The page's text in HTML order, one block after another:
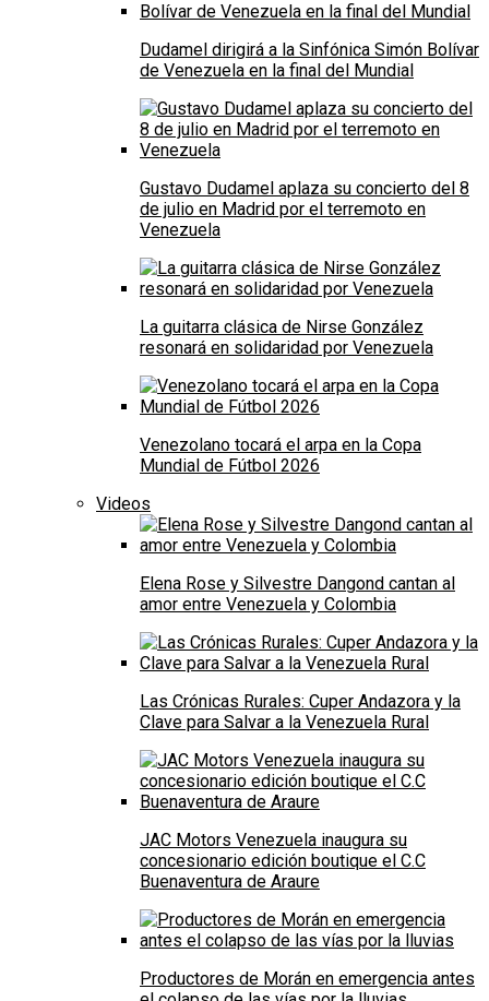
Dudamel dirigirá a la Sinfónica Simón Bolívar
de Venezuela en la final del Mundial
Gustavo Dudamel aplaza su concierto del 8
de julio en Madrid por el terremoto en
Venezuela
La guitarra clásica de Nirse González
resonará en solidaridad por Venezuela
Venezolano tocará el arpa en la Copa
Mundial de Fútbol 2026
Videos
Elena Rose y Silvestre Dangond cantan al
amor entre Venezuela y Colombia
Las Crónicas Rurales: Cuper Andazora y la
Clave para Salvar a la Venezuela Rural
JAC Motors Venezuela inaugura su
concesionario edición boutique el C.C
Buenaventura de Araure
Productores de Morán en emergencia antes